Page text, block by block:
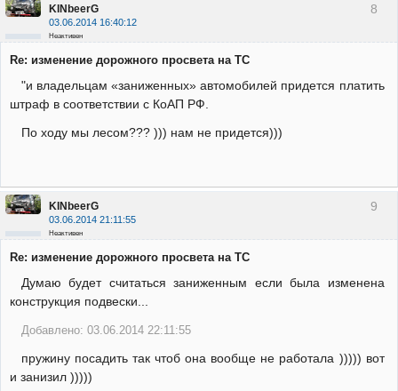
8
KINbeerG
03.06.2014 16:40:12
Неактивен
Re: изменение дорожного просвета на ТС
"и владельцам «заниженных» автомобилей придется платить
штраф в соответствии с КоАП РФ.
По ходу мы лесом??? ))) нам не придется)))
9
KINbeerG
03.06.2014 21:11:55
Неактивен
Re: изменение дорожного просвета на ТС
Думаю будет считаться заниженным если была изменена
конструкция подвески...
Добавлено: 03.06.2014 22:11:55
пружину посадить так чтоб она вообще не работала ))))) вот
и занизил )))))